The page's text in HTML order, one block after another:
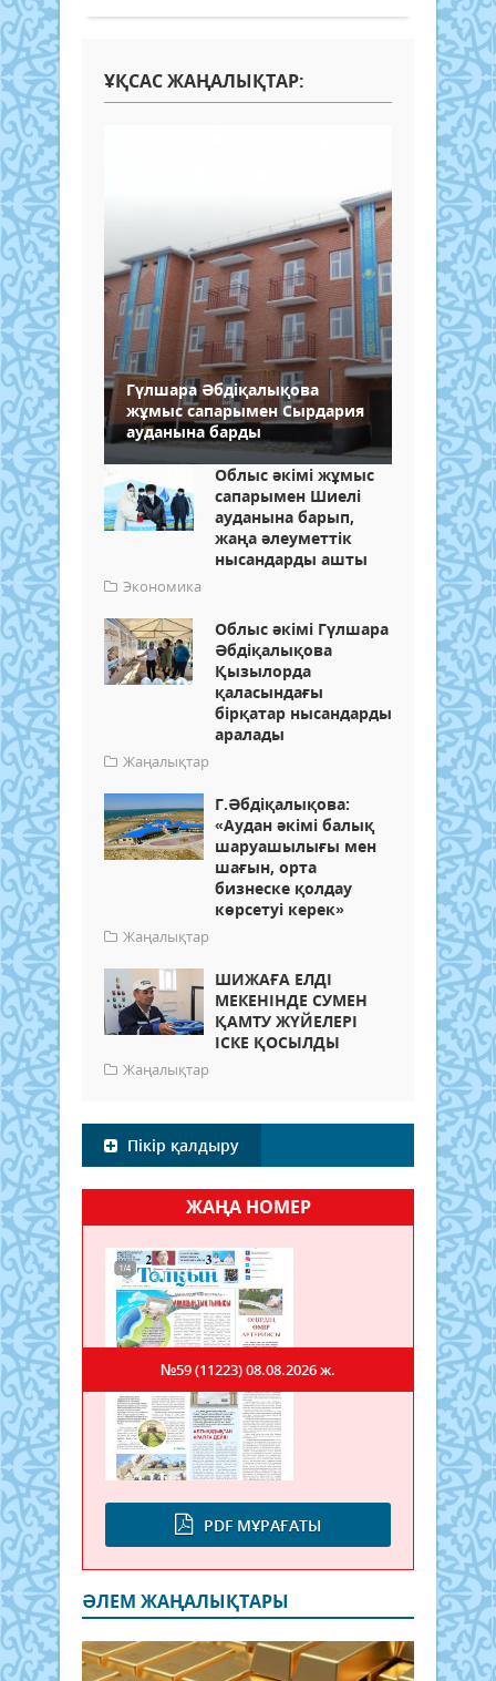
ҰҚСАС ЖАҢАЛЫҚТАР:
Гүлшара Әбдіқалықова
жұмыс сапарымен Сырдария
ауданына барды
Облыс әкімі жұмыс
сапарымен Шиелі
ауданына барып,
жаңа әлеуметтік
нысандарды ашты
Экономика
Облыс әкімі Гүлшара
Әбдіқалықова
Қызылорда
қаласындағы
бірқатар нысандарды
аралады
Жаңалықтар
Г.Әбдіқалықова:
«Аудан әкімі балық
шаруашылығы мен
шағын, орта
бизнеске қолдау
көрсетуі керек»
Жаңалықтар
ШИЖАҒА ЕЛДІ
МЕКЕНІНДЕ СУМЕН
ҚАМТУ ЖҮЙЕЛЕРІ
ІСКЕ ҚОСЫЛДЫ
Жаңалықтар
Пікір қалдыру
ЖАҢА НОМЕР
PDF МҰРАҒАТЫ
№59 (11223)08.08.2026 ж.
ӘЛЕМ ЖАҢАЛЫҚТАРЫ